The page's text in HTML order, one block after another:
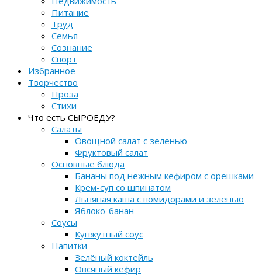
Питание
Труд
Семья
Сознание
Спорт
Избранное
Творчество
Проза
Стихи
Что есть СЫРОЕДУ?
Салаты
Овощной салат с зеленью
Фруктовый салат
Основные блюда
Бананы под нежным кефиром с орешками
Крем-суп со шпинатом
Льняная каша с помидорами и зеленью
Яблоко-банан
Соусы
Кунжутный соус
Напитки
Зелёный коктейль
Овсяный кефир